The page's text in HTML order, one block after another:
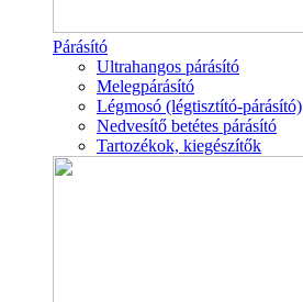
Párásító
Ultrahangos párásító
Melegpárásító
Légmosó (légtisztító-párásító)
Nedvesítő betétes párásító
Tartozékok, kiegészítők